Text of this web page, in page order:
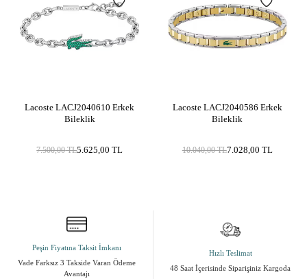
Marka LACOSTE JEWEL
Cinsiyet
Zirkon / Cubic Zirconia
Lacoste LACJ2040610 Erkek
Bileklik
7.500,00TL5.625,00 TL
Lacoste LACJ2040586 Erkek
Bileklik
10.040,00TL7.028,00 TL
Peşin Fiyatına Taksit İmkanı
Vade Farksız 3 Takside Varan Ödeme
Avantajı
Hızlı Teslimat
48 Saat İçerisinde Siparişiniz Kargoda